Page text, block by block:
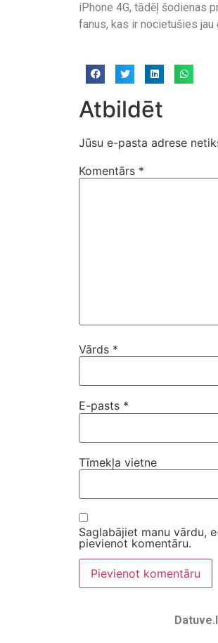
iPhone 4G, tādēļ šodienas
fanus, kas ir nocietušies jau
Atbildēt
Jūsu e-pasta adrese
Komentārs *
Vārds *
E-pasts *
Tīmekļa vietne
Saglabājiet manu vārdu,
pievienot komentāru.